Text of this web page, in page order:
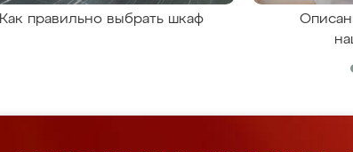
Как правильно выбрать шкаф